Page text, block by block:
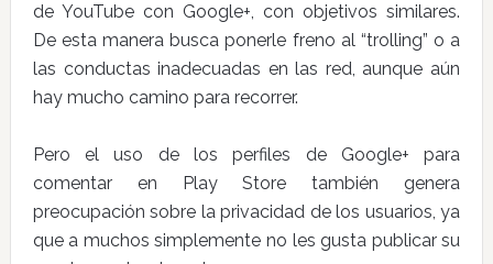
de YouTube con Google+, con objetivos similares.
De esta manera busca ponerle freno al “trolling” o a
las conductas inadecuadas en las red, aunque aún
hay mucho camino para recorrer.
Pero el uso de los perfiles de Google+ para
comentar en Play Store también genera
preocupación sobre la privacidad de los usuarios, ya
que a muchos simplemente no les gusta publicar su